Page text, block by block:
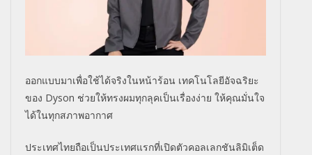
ออกแบบมาเพื่อใช้ได้จริงในหน้าร้อน เทคโนโลยีอัจฉริยะ
ของ Dyson ช่วยให้ทรงผมทุกลุคเป็นเรื่องง่าย ให้คุณมั่นใจ
ได้ในทุกสภาพอากาศ
ประเทศไทยถือเป็นประเทศแรกที่เปิดตัวคอลเลกชันลิมิเต็ด